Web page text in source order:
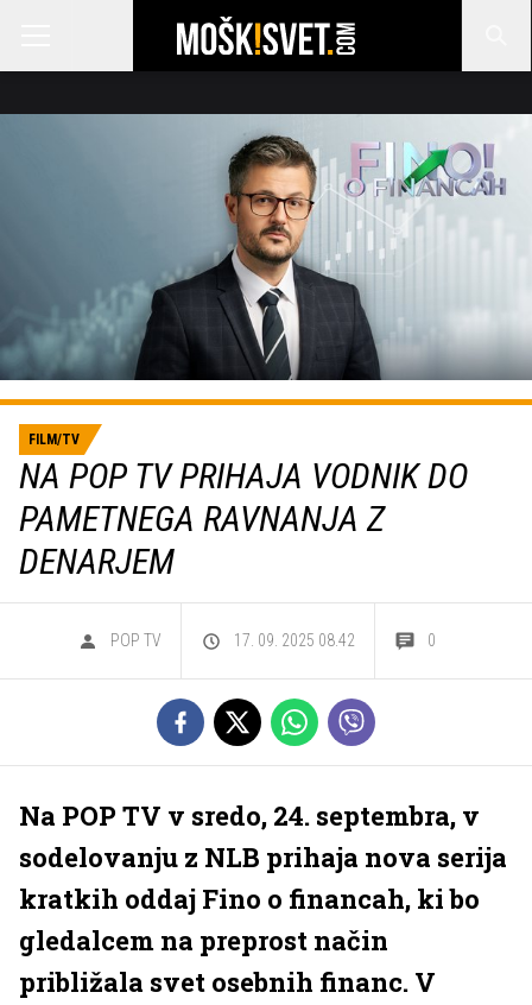
FILM/TV
NA POP TV PRIHAJA VODNIK DO
PAMETNEGA RAVNANJA Z
DENARJEM
POP TV 17. 09. 2025 08.42 0
Na POP TV v sredo, 24. septembra, v
sodelovanju z NLB prihaja nova serija
kratkih oddaj Fino o financah, ki bo
gledalcem na preprost način
približala svet osebnih financ. V